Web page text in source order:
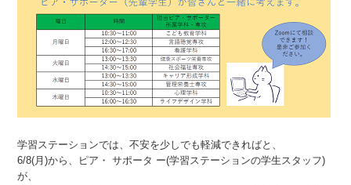
学習ステーションでは、不安を少しでも軽減できればと、
6/8(月)から、ピア・ サポータ ー(学習ステーションの学生スタッフ)
が、